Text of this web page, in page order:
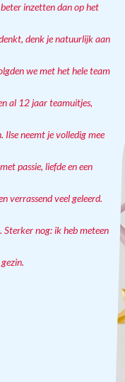
inzetten dan op het
denk je natuurlijk aan
we met het hele team
al 12 jaar teamuitjes,
neemt je volledig mee
passie, liefde en een
verrassend veel geleerd.
nog: ik heb meteen